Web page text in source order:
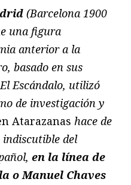
(Barcelona 1900
una figura
anterior a la
basado en sus
Escándalo, utilizó
de investigación y
Atarazanas hace de
del
en la línea de
o Manuel Chaves